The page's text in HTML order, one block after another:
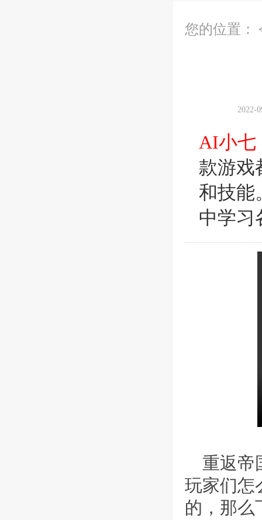
您的位置：
AI小七
款游戏
和技能
中学习
重返帝
玩家们怎
的，那么